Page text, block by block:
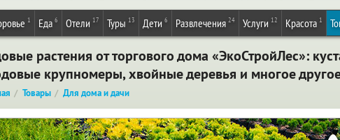
1 Еда 6 Отели 17 Туры 13 Дети 6 Развлечения 24 Услуги 12 Красота 1
растения от торгового дома «ЭкоСтройЛес»:
крупномеры, хвойные деревья и многое
Товары Для дома и дачи